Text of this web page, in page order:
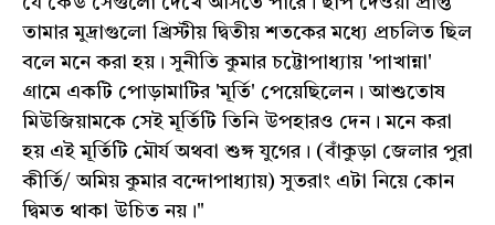
তামার মুদ্রাগুলো খ্রিস্টীয় দ্বিতীয় শতকের মধ্যে প্রচলিত ছিল
বলে মনে করা হয়। সুনীতি কুমার চট্টোপাধ্যায় 'পাখান্না'
গ্রামে একটি পোড়ামাটির 'মূর্তি' পেয়েছিলেন। আশুতোষ
মিউজিয়ামকে সেই মূর্তিটি তিনি উপহারও দেন। মনে করা
হয় এই মূর্তিটি মৌর্য অথবা শুঙ্গ যুগের। (বাঁকুড়া জেলার পুরা
কীর্তি/ অমিয় কুমার বন্দোপাধ্যায়) সুতরাং এটা নিয়ে কোন
দ্বিমত থাকা উচিত নয়।"